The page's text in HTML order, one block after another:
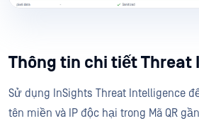
Thông tin chi tiết Threat
Sử dụng InSights Threat Intelligence
tên miền và IP độc hại trong Mã QR